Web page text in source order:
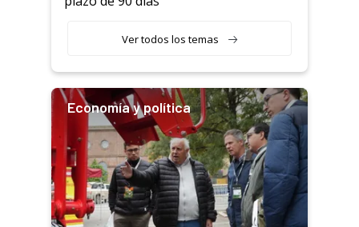
Ver todos los temas
Economía y política